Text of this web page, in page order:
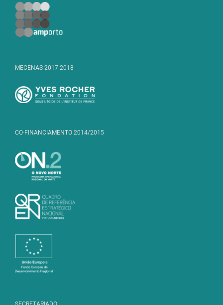
MECENAS 2017-2018
CO-FINANCIAMENTO 2014/2015